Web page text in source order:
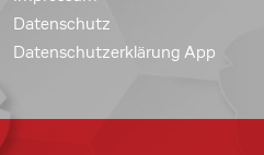
Datenschutz
Datenschutzerklärung App